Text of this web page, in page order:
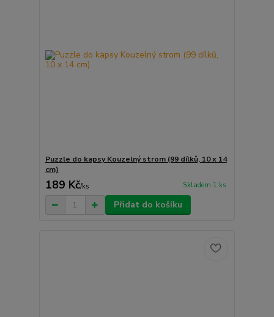
Puzzle do kapsy Kouzelný strom (99 dílků, 10 x 14
cm)
189 Kč/ks Skladem 1 ks
Přidat do košíku